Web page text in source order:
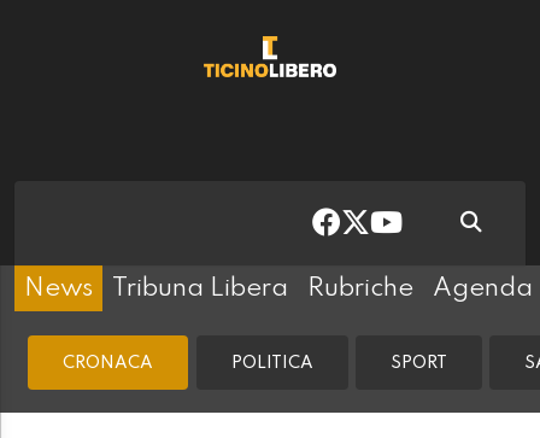
News Tribuna Libera Rubriche Agenda
CRONACA POLITICA SPORT